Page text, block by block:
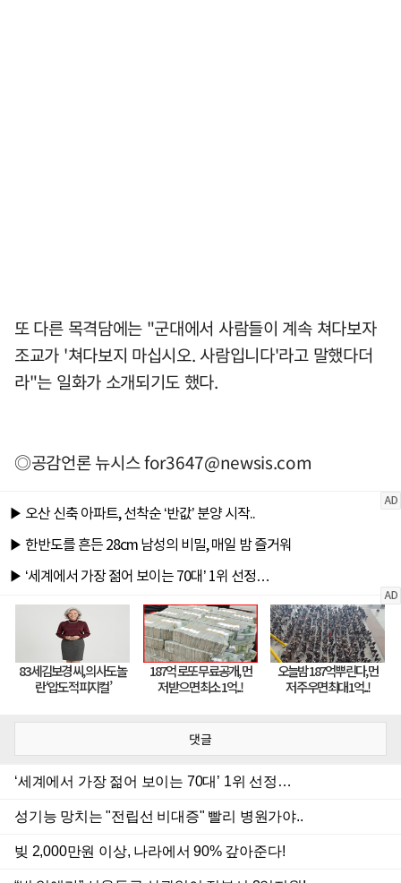
또 다른 목격담에는 "군대에서 사람들이 계속 쳐다보자
조교가 '쳐다보지 마십시오. 사람입니다'라고 말했다더
라"는 일화가 소개되기도 했다.
◎공감언론 뉴시스for3647@newsis.com
댓글